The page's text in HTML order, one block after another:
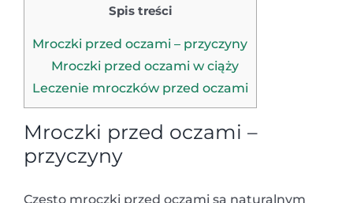
Spis treści
Mroczki przed oczami – przyczyny
Mroczki przed oczami w ciąży
Leczenie mroczków przed oczami
Mroczki przed oczami –
przyczyny
Często mroczki przed oczami są naturalnym